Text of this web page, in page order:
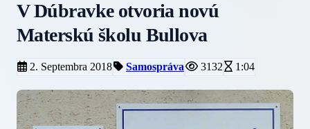
V Dúbravke otvoria novú
Materskú školu Bullova
2. Septembra 2018 Samospráva 3132 1:04